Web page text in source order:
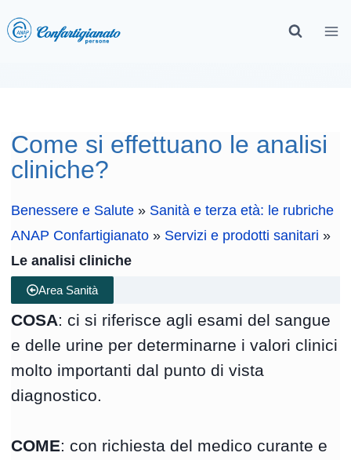
Come si effettuano le analisi
cliniche?
Benessere e Salute » Sanità e terza età: le rubriche
ANAP Confartigianato » Servizi e prodotti sanitari »
Le analisi cliniche
Area Sanità
COSA: ci si riferisce agli esami del sangue
e delle urine per determinarne i valori clinici
molto importanti dal punto di vista
diagnostico.
COME: con richiesta del medico curante e